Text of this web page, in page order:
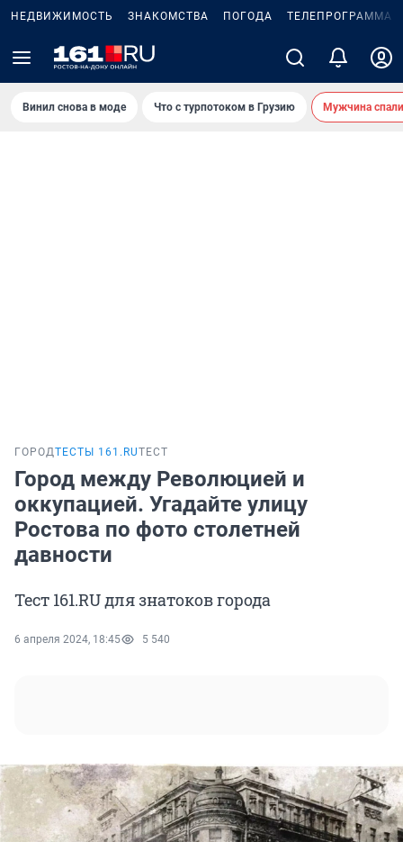
НЕДВИЖИМОСТЬ ЗНАКОМСТВА ПОГОДА ТЕЛЕПРОГРАММА
Винил снова в моде Что с турпотоком в Грузию Мужчина
ГОРОДТЕСТЫ 161.RUТЕСТ
Город между Революцией и
оккупацией. Угадайте улицу
Ростова по фото столетней
давности
Тест 161.RU для знатоков города
6 апреля 2024, 18:45 5 540